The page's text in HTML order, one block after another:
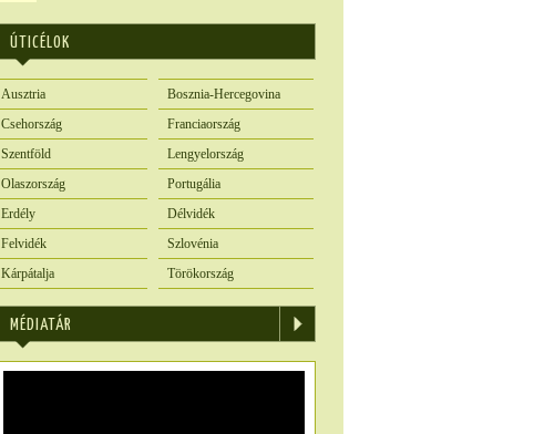
ÚTICÉLOK
Ausztria
Bosznia-Hercegovina
Csehország
Franciaország
Szentföld
Lengyelország
Olaszország
Portugália
Erdély
Délvidék
Felvidék
Szlovénia
Kárpátalja
Törökország
MÉDIATÁR